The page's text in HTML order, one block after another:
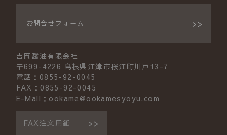
お問合せフォーム
吉岡醤油有限会社
〒699-4226 島根県江津市桜江町川戸13-7
電話：0855-92-0045
FAX：0855-92-0045
E-Mail：ookame@ookamesyoyu.com
FAX注文用紙